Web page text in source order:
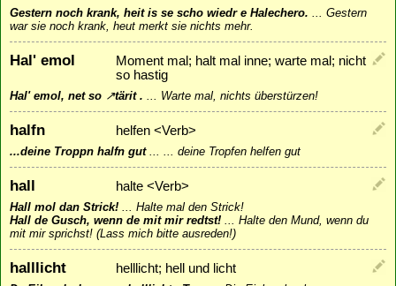
Gestern noch krank, heit is se scho wiedr e Halechero. ... Gestern
war sie noch krank, heut merkt sie nichts mehr.
Hal' emol
Moment mal; halt mal inne; warte mal; nicht
so hastig
Hal' emol, net so ↗tärit. ... Warte mal, nichts überstürzen!
halfn helfen <Verb>
...deine Troppn halfn gut... ... deine Tropfen helfen gut
hall halte <Verb>
Hall mol dan Strick! ... Halte mal den Strick!
Hall de Gusch, wenn de mit mir redtst! ... Halte den Mund, wenn du
mit mir sprichst! (Lass mich bitte ausreden!)
halllicht helllicht; hell und licht